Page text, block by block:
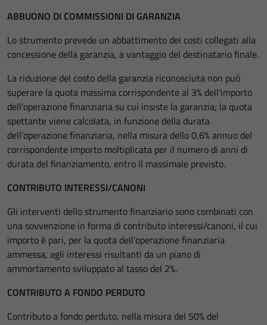
ABBUONO DI COMMISSIONI DI GARANZIA
Lo strumento prevede un abbattimento dei costi collegati alla
concessione della garanzia, a vantaggio del destinatario finale.
La riduzione del costo della garanzia riconosciuta non può
superare la quota massima corrispondente al 3% dell’importo
dell’operazione finanziaria su cui insiste la garanzia; la quota
spettante viene calcolata, in funzione della durata
dell’operazione finanziaria, nella misura dello 0,6% annuo del
corrispondente importo moltiplicata per il numero di anni di
durata del finanziamento, entro il massimale previsto.
CONTRIBUTO INTERESSI/CANONI
Gli interventi dello strumento finanziario sono combinati con
una sovvenzione in forma di contributo interessi/canoni, il cui
importo è pari, per la quota dell’operazione finanziaria
ammessa, agli interessi risultanti da un piano di
ammortamento sviluppato al tasso del 2%.
CONTRIBUTO A FONDO PERDUTO
Contributo a fondo perduto, nella misura del 50% del